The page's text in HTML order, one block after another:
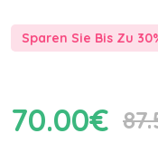
Sparen Sie Bis Zu
70.00€